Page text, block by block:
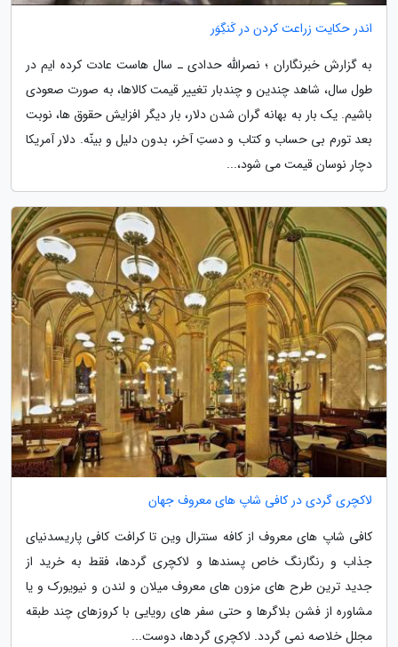
اندر حکایت زراعت کردن در کَنگِوَر
به گزارش خبرنگاران ؛ نصرالله حدادی ـ سال هاست عادت کرده ایم در
طول سال، شاهد چندین و چندبار تغییر قیمت کالاها، به صورت صعودی
باشیم. یک بار به بهانه گران شدن دلار، بار دیگر افزایش حقوق ها، نوبت
بعد تورم بی حساب و کتاب و دستِ آخر، بدون دلیل و بینّه. دلار آمریکا
دچار نوسان قیمت می شود،...
لاکچری گردی در کافی شاپ های معروف جهان
کافی شاپ های معروف از کافه سنترال وین تا کرافت کافی پاریسدنیای
جذاب و رنگارنگ خاص پسندها و لاکچری گردها، فقط به خرید از
جدید ترین طرح های مزون های معروف میلان و لندن و نیویورک و یا
مشاوره از فشن بلاگرها و حتی سفر های رویایی با کروزهای چند طبقه
مجلل خلاصه نمی گردد. لاکچری گردها، دوست...